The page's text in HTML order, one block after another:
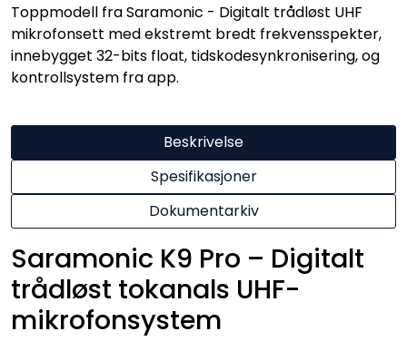
Toppmodell fra Saramonic - Digitalt trådløst UHF
mikrofonsett med ekstremt bredt frekvensspekter,
innebygget 32-bits float, tidskodesynkronisering, og
kontrollsystem fra app.
Beskrivelse
Spesifikasjoner
Dokumentarkiv
Saramonic K9 Pro – Digitalt
trådløst tokanals UHF-
mikrofonsystem